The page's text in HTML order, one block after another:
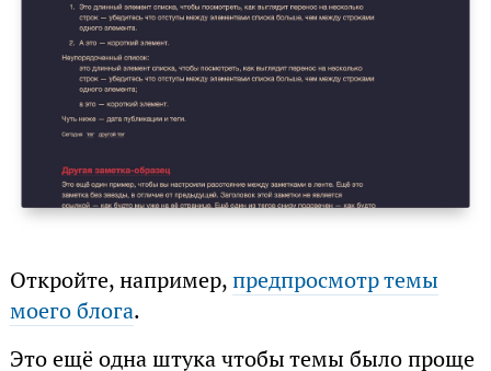
Откройте, например,предпросмотр темы
моего блога.
Это ещё одна штука чтобы темы было проще